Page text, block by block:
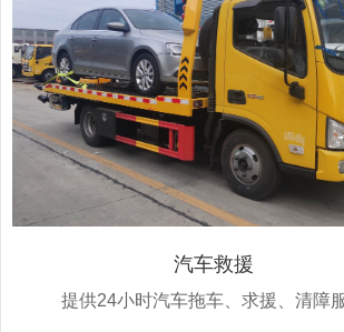
汽车救援
提供24小时汽车拖车、求援、清障